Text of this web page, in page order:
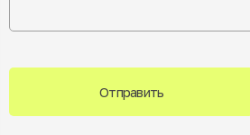
Отправить